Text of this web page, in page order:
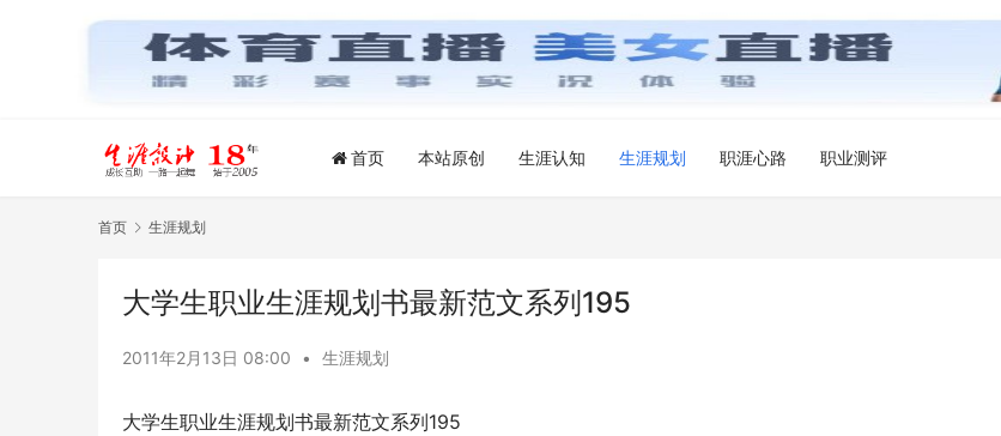
首页 本站原创 生涯认知 生涯规划 职涯心路 职业测评
首页 生涯规划
大学生职业生涯规划书最新范文系列195
2011年2月13日 08:00 • 生涯规划
大学生职业生涯规划书最新范文系列195